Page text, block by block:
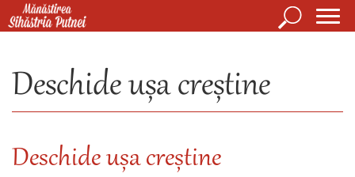
Mergi la conţinutul principal
Căutare
Deschide ușa creștine
Deschide ușa creștine